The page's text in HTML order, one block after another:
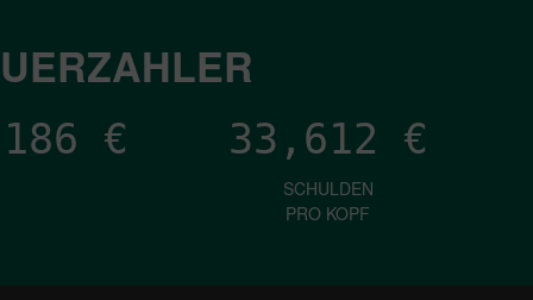
€ 33,612 €
SCHULDEN
PRO KOPF